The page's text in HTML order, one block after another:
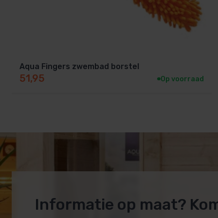
Aqua Fingers zwembad borstel
51,95 Op voorraad
Informatie op maat?